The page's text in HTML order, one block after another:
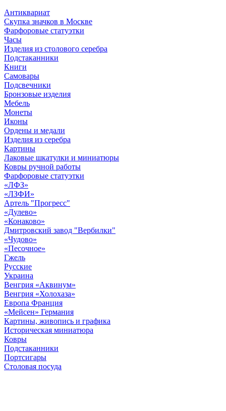
Антиквариат
Скупка значков в Москве
Фарфоровые статуэтки
Часы
Изделия из столового серебра
Подстаканники
Книги
Самовары
Подсвечники
Бронзовые изделия
Мебель
Монеты
Иконы
Ордены и медали
Изделия из серебра
Картины
Лаковые шкатулки и миниатюры
Ковры ручной работы
Фарфоровые статуэтки
«ЛФЗ»
«ЛЗФИ»
Артель "Прогресс"
«Дулево»
«Конаково»
Дмитровский завод "Вербилки"
«Чудово»
«Песочное»
Гжель
Русские
Украина
Венгрия «Аквинум»
Венгрия «Холохаза»
Европа Франция
«Мейсен» Германия
Картины, живопись и графика
Историческая миниатюра
Ковры
Подстаканники
Портсигары
Столовая посуда